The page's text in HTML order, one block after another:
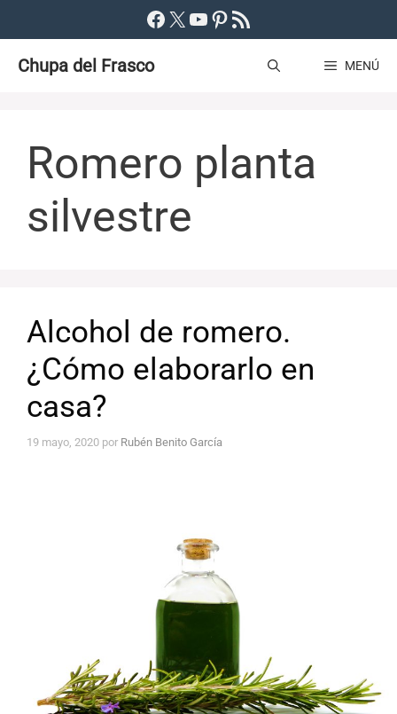
al
contenido
Facebook
X YouTube
Pinterest
Feed RSS
Chupa del Frasco MENÚ
Romero planta
silvestre
Alcohol de romero.
¿Cómo elaborarlo en
casa?
19 mayo, 2020 por Rubén Benito García